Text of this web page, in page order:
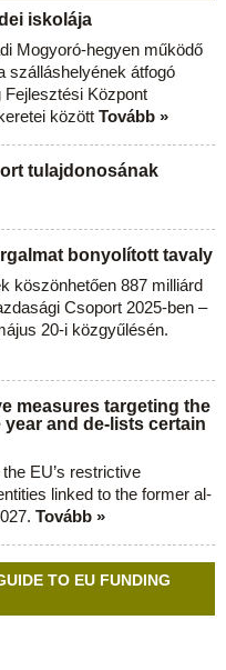
iskolája
Mogyoró-hegyen működő
szálláshelyének átfogó
Központ
között Tovább »
tulajdonosának
bonyolított tavaly
köszönhetően 887 milliárd
Csoport 2025-ben –
20-i közgyűlésén.
measures targeting the
and de-lists certain
EU’s restrictive
linked to the former al-
Tovább »
TO EU FUNDING